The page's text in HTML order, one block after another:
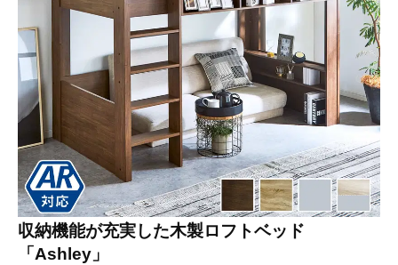
収納機能が充実した木製ロフトベッド
「Ashley」